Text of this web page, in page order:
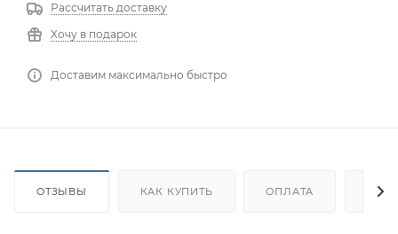
Рассчитать доставку
Хочу в подарок
Доставим максимально быстро
ОТЗЫВЫ КАК КУПИТЬ ОПЛАТА